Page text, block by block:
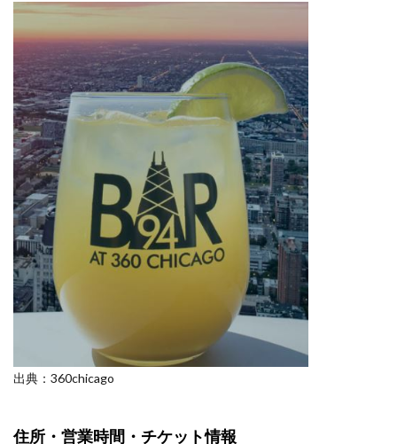
出典：360chicago
住所・営業時間・チケット情報